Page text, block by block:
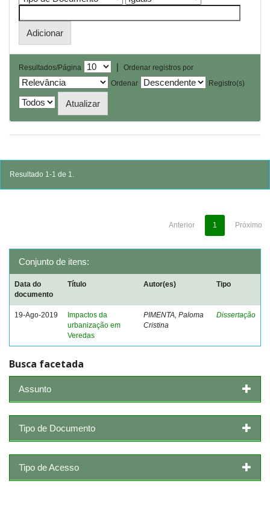
Resultados/Página |
Ordenar registros por
Ordenar
Registro(s)
Resultado 1-1 de 1.
Anterior 1 Próximo
Conjunto de itens:
Data do
documento
Título Autor(es) Tipo
19-Ago-2019
Impactos da
urbanização em
Veredas
PIMENTA, Paloma
Cristina
Dissertação
Busca facetada
Assunto
Tipo de Documento
Tipo de Acesso